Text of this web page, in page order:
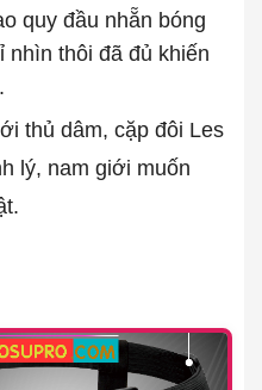
quy đầu nhẵn bóng
nhìn thôi đã đủ khiến
thủ dâm, cặp đôi Les
lý, nam giới muốn